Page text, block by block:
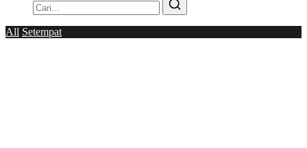
All Setempat